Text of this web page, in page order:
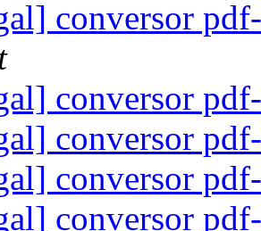
conversor
conversor
conversor
conversor
conversor